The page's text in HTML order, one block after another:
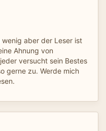
aber der Leser ist
Ahnung von
versucht sein Bestes
gerne zu. Werde mich